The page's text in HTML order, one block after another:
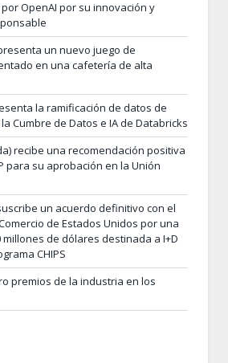
OpenAI por su innovación y
un nuevo juego de
en una cafetería de alta
la ramificación de datos de
Cumbre de Datos e IA de Databricks
recibe una recomendación positiva
para su aprobación en la Unión
un acuerdo definitivo con el
de Estados Unidos por una
de dólares destinada a I+D
CHIPS
premios de la industria en los